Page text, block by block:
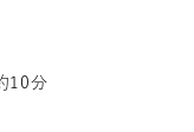
10分